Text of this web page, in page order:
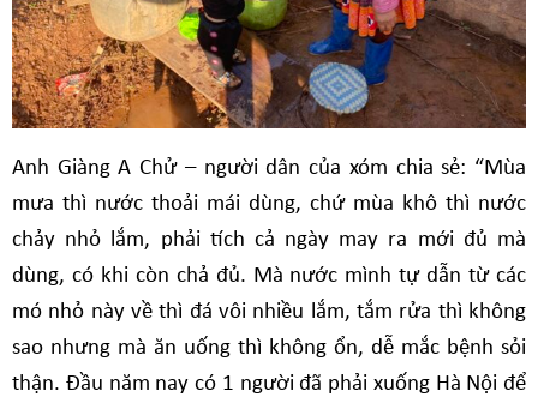
Anh Giàng A Chử – người dân của xóm chia sẻ: “Mùa
mưa thì nước thoải mái dùng, chứ mùa khô thì nước
chảy nhỏ lắm, phải tích cả ngày may ra mới đủ mà
dùng, có khi còn chả đủ. Mà nước mình tự dẫn từ các
mó nhỏ này về thì đá vôi nhiều lắm, tắm rửa thì không
sao nhưng mà ăn uống thì không ổn, dễ mắc bệnh sỏi
thận. Đầu năm nay có 1 người đã phải xuống Hà Nội để